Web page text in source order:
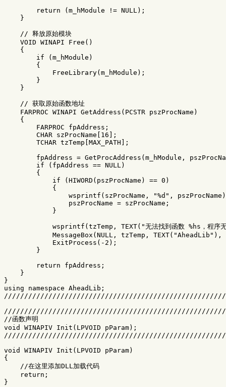
        return (m_hModule != NULL);
    }
    // 释放原始模块
    VOID WINAPI Free()
    {
        if (m_hModule)
        {
            FreeLibrary(m_hModule);
        }
    }
    // 获取原始函数地址
    FARPROC WINAPI GetAddress(PCSTR pszProcName)
    {
        FARPROC fpAddress;
        CHAR szProcName[16];
        TCHAR tzTemp[MAX_PATH];
fpAddress = GetProcAddress(m_hModule,
        if (fpAddress == NULL)
        {
            if (HIWORD(pszProcName) == 0)
            {
wsprintf(szProcName, "%d",
                pszProcName = szProcName;
            }
wsprintf(tzTemp, TEXT("无法找到函数 %hs，程序
MessageBox(NULL, tzTemp, TEXT("AheadLib"),
            ExitProcess(-2);
        }
        return fpAddress;
    }
}
using namespace AheadLib;
//函数声明
void WINAPIV Init(LPVOID pParam);
void WINAPIV Init(LPVOID pParam)
{
    //在这里添加DLL加载代码
    return;
}